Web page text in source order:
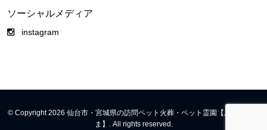
ソーシャルメディア
instagram
© Copyright 2026 仙台市・宮城県の訪問ペット火葬・ペット霊園【ふくふくや
ま】. All rights reserved.